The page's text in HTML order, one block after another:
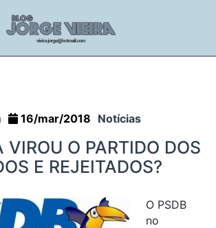
16/mar/2018 Notícias
VIROU O PARTIDO DOS
E REJEITADOS?
O PSDB
no